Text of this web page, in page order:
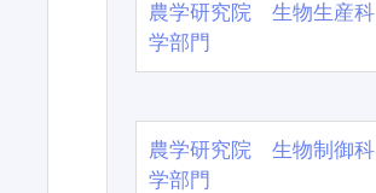
農学研究院 生物生産科
学部門
農学研究院 生物制御科
学部門